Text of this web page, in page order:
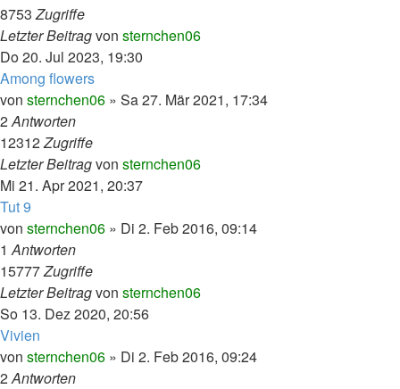
8753Zugriffe
Letzter Beitragvon sternchen06
Do 20. Jul 2023, 19:30
Among flowers
von sternchen06 » Sa 27. Mär 2021, 17:34
2Antworten
12312Zugriffe
Letzter Beitragvon sternchen06
Mi 21. Apr 2021, 20:37
Tut 9
von sternchen06 » Di 2. Feb 2016, 09:14
1Antworten
15777Zugriffe
Letzter Beitragvon sternchen06
So 13. Dez 2020, 20:56
Vivien
von sternchen06 » Di 2. Feb 2016, 09:24
2Antworten